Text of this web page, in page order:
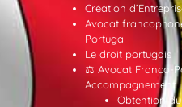
Création
Avocat
Portugal
Le droit portugais
⚖️ Avocat Franco-
Accompagnement
Obtention